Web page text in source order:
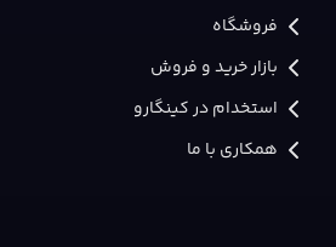
فروشگاه
بازار خرید و فروش
استخدام در کینگارو
همکاری با ما